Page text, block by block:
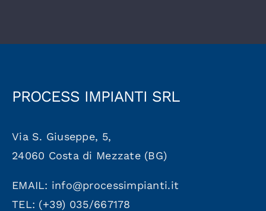
PROCESS IMPIANTI SRL
Via S. Giuseppe, 5,
24060 Costa di Mezzate (BG)
EMAIL: info@processimpianti.it
TEL: (+39) 035/667178